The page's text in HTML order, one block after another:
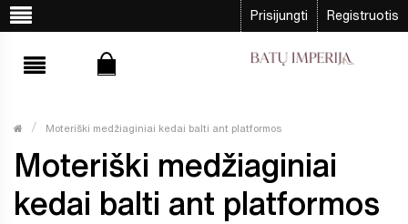
Prisijungti Registruotis
Moteriški medžiaginiai kedai balti ant platformos
Moteriški medžiaginiai
kedai balti ant platformos